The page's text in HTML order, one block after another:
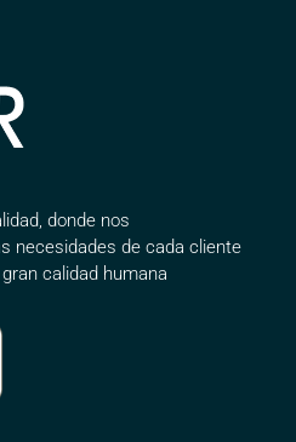
donde nos
necesidades de cada cliente
calidad humana